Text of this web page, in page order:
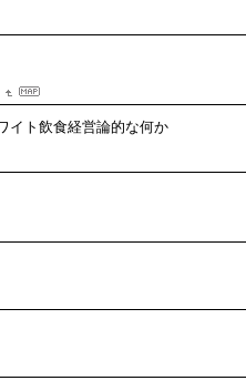
イト飲食経営論的な何か